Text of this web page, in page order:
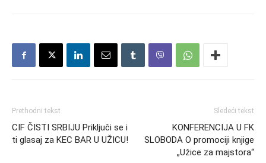
Prethodni tekst
CIF ČISTI SRBIJU Priključi se i
ti glasaj za KEC BAR U UŽICU!
Sledeći tekst
KONFERENCIJA U FK
SLOBODA O promociji knjige
„Užice za majstora“